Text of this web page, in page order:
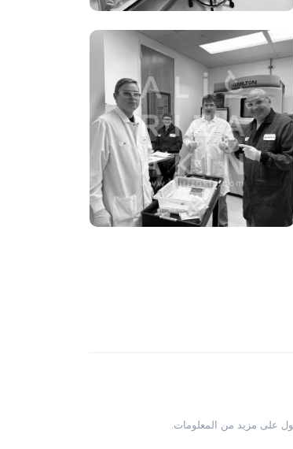
على مزيد من المعلومات